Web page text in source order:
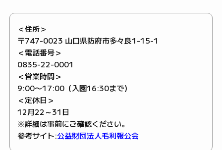
＜住所＞
〒747-0023 山口県防府市多々良1-15-1
＜電話番号＞
0835-22-0001
＜営業時間＞
9:00〜17:00（入園16:30まで）
＜定休日＞
12月22～31日
※詳細は事前にご確認ください。
参考サイト:公益財団法人毛利報公会